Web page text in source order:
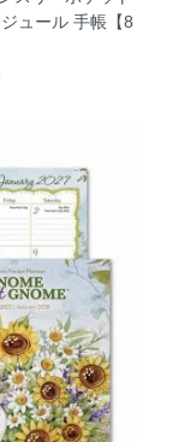
ュール 手帳【8